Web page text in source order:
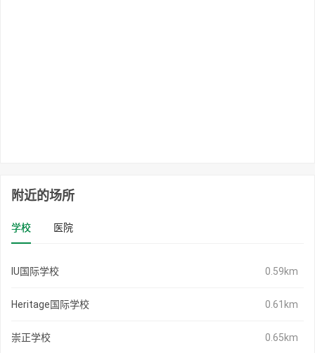
附近的场所
学校 医院
IU国际学校 0.59km
Heritage国际学校 0.61km
崇正学校 0.65km